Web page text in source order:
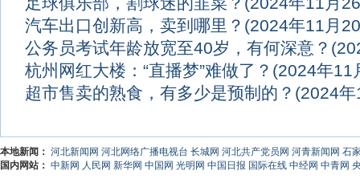
汽车出口创新高，卖到哪里？ (2024年11月
公务员考试年龄放宽至40岁，有何深意？
杭州网红大楼：“直播梦”难做了？ (2024年11
超市售卖的熟食，有多少是预制的？ (2024
本地新闻： 河北新闻网 河北网络广播电视台 长城网 河北共产党员网 河青新闻网 石
国内网站： 中新网 人民网 新华网 中国网 光明网 中国日报 国际在线 中经网 中青网